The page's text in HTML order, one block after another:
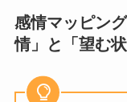
感情マッピン
情」と「望む状